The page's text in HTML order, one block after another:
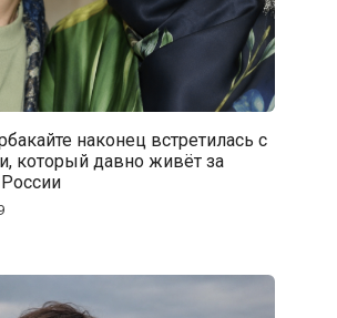
наконец встретилась с
который давно живёт за